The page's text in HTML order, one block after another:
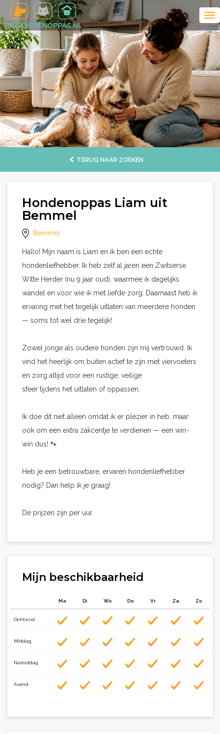
TERUG NAAR ZOEKEN
Hondenoppas Liam uit
Bemmel
Bemmel
Hallo! Mijn naam is Liam en ik ben een echte
hondenliefhebber. Ik heb zelf al jaren een Zwitserse
Witte Herder (nu 9 jaar oud), waarmee ik dagelijks
wandel en voor wie ik met liefde zorg. Daarnaast heb ik
ervaring met het tegelijk uitlaten van meerdere honden
— soms tot wel drie tegelijk!
Zowel jonge als oudere honden zijn mij vertrouwd. Ik
vind het heerlijk om buiten actief te zijn met viervoeters
en zorg altijd voor een rustige, veilige
sfeer tijdens het uitlaten of oppassen.
Ik doe dit niet alleen omdat ik er plezier in heb, maar
ook om een extra zakcentje te verdienen — een win-
win dus! 🐾
Heb je een betrouwbare, ervaren hondenliefhebber
nodig? Dan help ik je graag!
De prijzen zijn per uur.
Mijn beschikbaarheid
Ma Di Wo Do Vr Za Zo
Ochtend
Middag
Namiddag
Avond